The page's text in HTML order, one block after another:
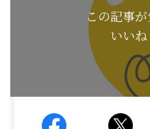
この記事
いい